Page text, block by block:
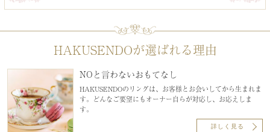
HAKUSENDOが選ばれる理由
NOと言わないおもてなし
HAKUSENDOのリングは、お客様とお会いしてから生まれま
す。どんなご要望にもオーナー自らが対応し、お応えしま
す。
詳しく見る